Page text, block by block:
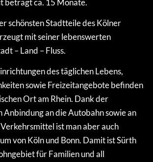
schönsten Stadtteile des Kölner
mit seiner lebenswerten
– Land – Fluss.
des täglichen Lebens,
sowie Freizeitangebote befinden
Ort am Rhein. Dank der
an die Autobahn sowie an
ist man aber auch
von Köln und Bonn. Damit ist Sürth
für Familien und all